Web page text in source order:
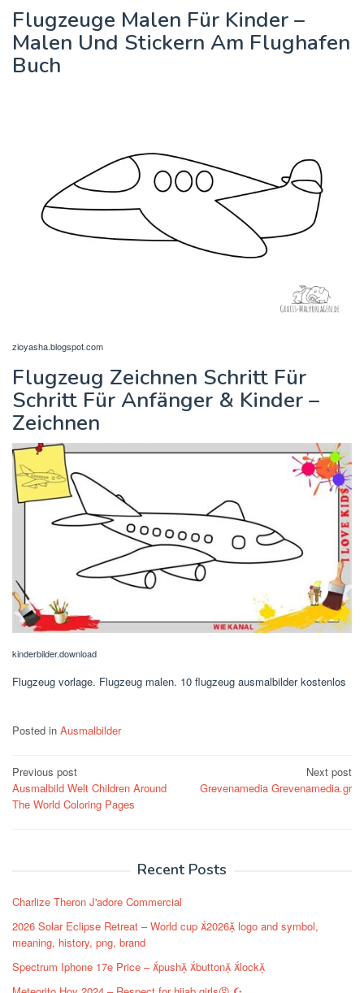
Flugzeuge Malen Für Kinder –
Malen Und Stickern Am Flughafen
Buch
zioyasha.blogspot.com
Flugzeug Zeichnen Schritt Für
Schritt Für Anfänger & Kinder –
Zeichnen
kinderbilder.download
Flugzeug vorlage. Flugzeug malen. 10 flugzeug ausmalbilder kostenlos
Posted in Ausmalbilder
Post
navigation
Previous post
Ausmalbild Welt Children Around
The World Coloring Pages
Next post
Grevenamedia Grevenamedia.gr
Recent Posts
Charlize Theron J'adore Commercial
2026 Solar Eclipse Retreat – World cup 2026 logo and symbol,
meaning, history, png, brand
Spectrum Iphone 17e Price – push button lock